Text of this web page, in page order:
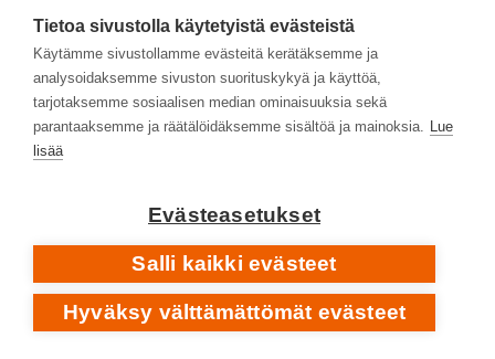
Lisen Ede
Tietoa sivustolla käytetyistä evästeistä
Käytämme sivustollamme evästeitä kerätäksemme ja
analysoidaksemme sivuston suorituskykyä ja käyttöä,
tarjotaksemme sosiaalisen median ominaisuuksia sekä
parantaaksemme ja räätälöidäksemme sisältöä ja mainoksia. Lue
lisää
Evästeasetukset
Salli kaikki evästeet
Hyväksy välttämättömät evästeet